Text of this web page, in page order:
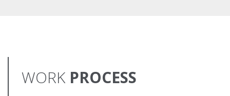
WORK PROCESS